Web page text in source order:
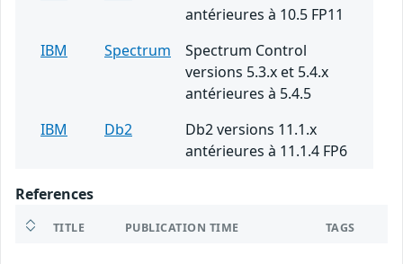
antérieures à 10.5 FP11
IBM
Spectrum
Spectrum Control
versions 5.3.x et 5.4.x
antérieures à 5.4.5
IBM
Db2
Db2 versions 11.1.x
antérieures à 11.1.4 FP6
References
TITLE PUBLICATION TIME TAGS